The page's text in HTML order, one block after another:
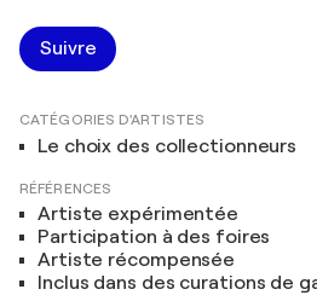
Suivre
CATÉGORIES D'ARTISTES
Le choix des collectionneurs
RÉFÉRENCES
Artiste expérimentée
Participation à des foires
Artiste récompensée
Inclus dans des curations de